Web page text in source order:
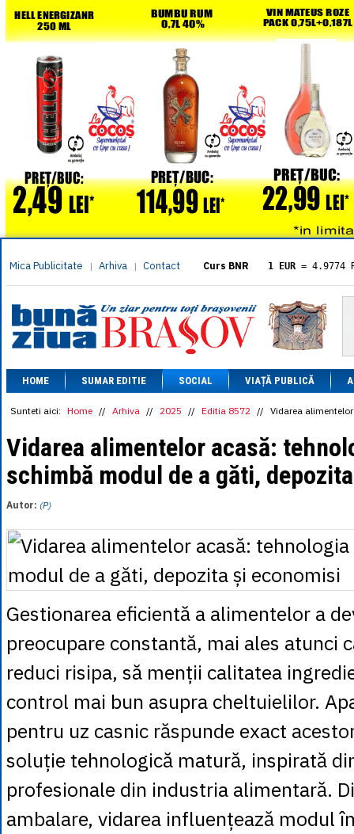
Mica Publicitate | Arhiva | Contact Curs BNR 1 EUR = 4.9774
= 5.8304
1 XAU= 464.4611
1 AED= 1.1933
1 AUD= 2.7957
1 BGN= 2.5449
1 CAD= 3.1559
1 CHF= 5.2813
1 CNY= 0.6015
1 DKK
= 0.6668
1 EGP= 0.0860
1 HUF
= 1.2223
1 INR = 0.0513
1 MXN
= 0.2227
1 NOK= 0.4191
= 2.6097
1 PLN= 1.1646
1 RSD= 0.0425
1 RUB = 0.0530
1 SEK= 0.4526
= 0.1141
1 UAH = 0.1048
1 XDR
= 5.9383
1 ZAR = 0.2318
HOME SUMAR EDITIE SOCIAL VIAȚĂ PUBLICĂ
Sunteti aici: Home // Arhiva // 2025 // Editia 8572 // Vidarea
Vidarea alimentelor acasă:
schimbă modul de a găti,
Autor: (P)
Gestionarea eficientă a alimentelor a
preocupare constantă, mai ales atunci
reduci risipa, să menții calitatea
control mai bun asupra cheltuielilor.
pentru uz casnic răspunde exact
soluție tehnologică matură, inspirată
profesionale din industria alimentară.
ambalare, vidarea influențează modul